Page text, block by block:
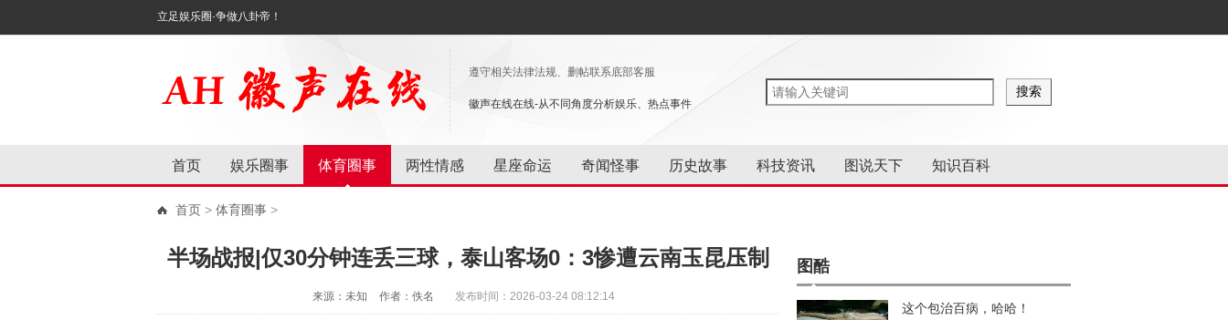
立足娱乐圈·争做八卦帝！
遵守相关法律法规、删帖联系底部客服
徽声在线在线-从不同角度分析娱乐、热点事件
首页 娱乐圈事 体育圈事 两性情感 星座命运 奇闻怪事 历史故事 科技资讯 图说天下 知识百科
首页 > 体育圈事 >
半场战报|仅30分钟连丢三球，泰山客场0：3惨遭云南玉昆压制
来源：未知 作者：佚名 发布时间：2026-03-24 08:12:14
图酷
这个包治百病，哈哈！